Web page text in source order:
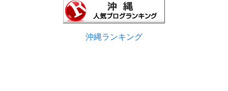
沖縄ランキング